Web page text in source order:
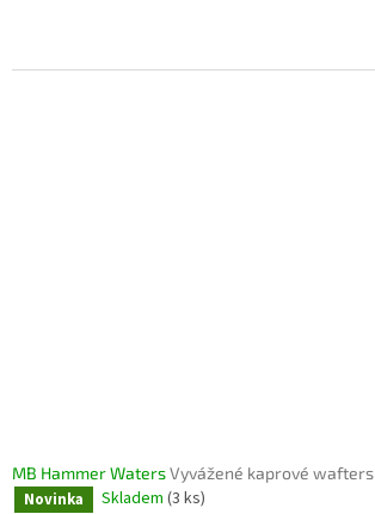
MB Hammer WatersVyvážené kaprové wafters
Novinka Skladem (3 ks)